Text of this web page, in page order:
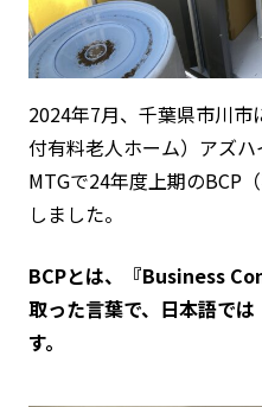
2024年7月、千葉県市川
付有料老人ホーム）アズ
MTGで24年度上期のBCP
しました。
BCPとは、『Business
取った言葉で、日本語で
す。